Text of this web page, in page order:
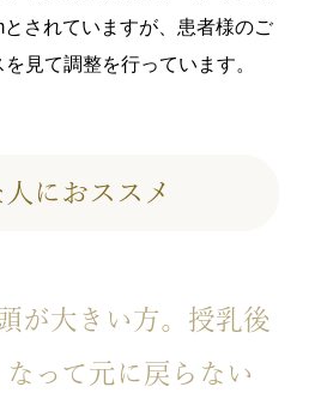
されていますが、患者様のご
見て調整を行っています。
人におススメ
が大きい方。授乳後
って元に戻らない